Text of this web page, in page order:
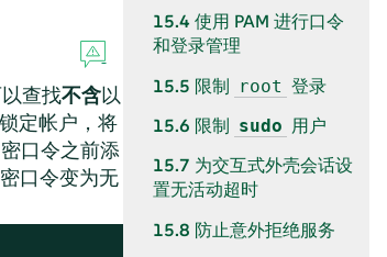
查找不含以
锁定帐户，将
口令之前添
口令变为无
15.4 使用 PAM 进行口令
和登录管理
15.5 限制 root 登录
15.6 限制 sudo 用户
15.7 为交互式外壳会话设
置无活动超时
15.8 防止意外拒绝服务